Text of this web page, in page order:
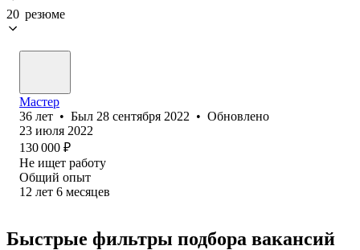
20 резюме
Мастер
36 лет • Был 28 сентября 2022 • Обновлено
23 июля 2022
130 000 ₽
Не ищет работу
Общий опыт
12 лет 6 месяцев
Быстрые фильтры подбора вакансий